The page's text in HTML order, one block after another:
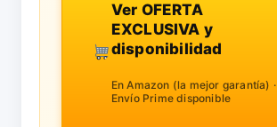
Ver OFERTA
EXCLUSIVA y
disponibilidad
En Amazon (la mejor garantía) ·
Envío Prime disponible